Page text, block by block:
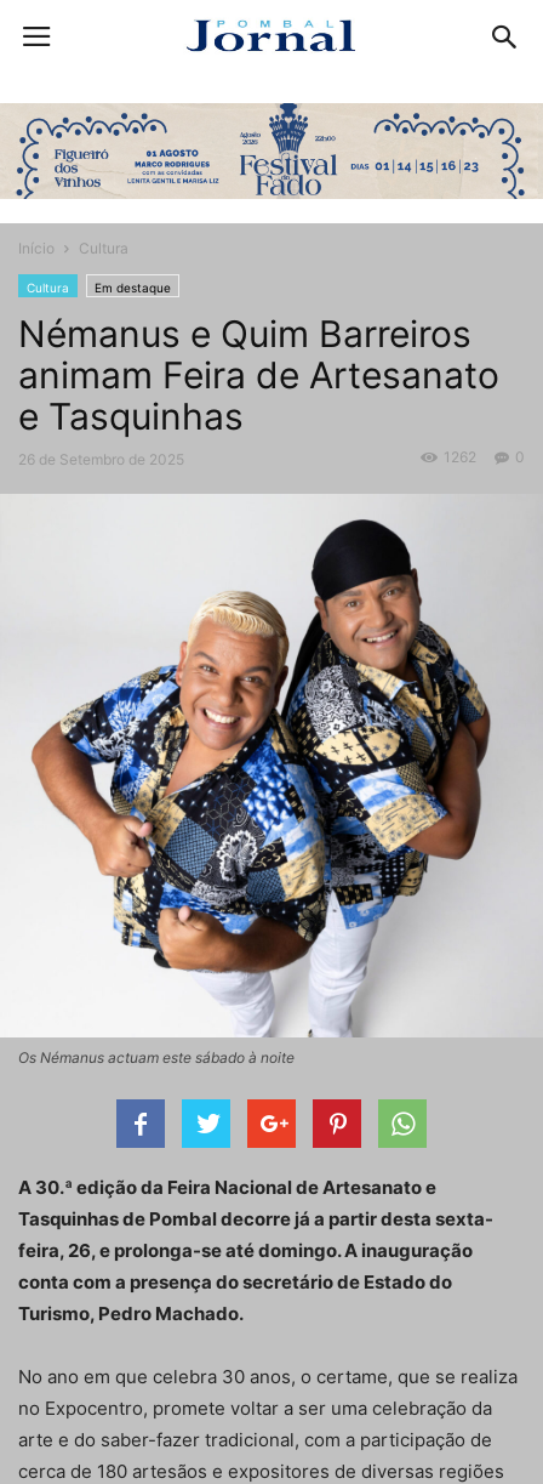
Início Cultura
Cultura Em destaque
Némanus e Quim Barreiros
animam Feira de Artesanato
e Tasquinhas
26 de Setembro de 2025 0
1262
Os Némanus actuam este sábado à noite
A 30.ª edição da Feira Nacional de Artesanato e
Tasquinhas de Pombal decorre já a partir desta sexta-
feira, 26, e prolonga-se até domingo. A inauguração
conta com a presença do secretário de Estado do
Turismo, Pedro Machado.
No ano em que celebra 30 anos, o certame, que se realiza
no Expocentro, promete voltar a ser uma celebração da
arte e do saber-fazer tradicional, com a participação de
cerca de 180 artesãos e expositores de diversas regiões